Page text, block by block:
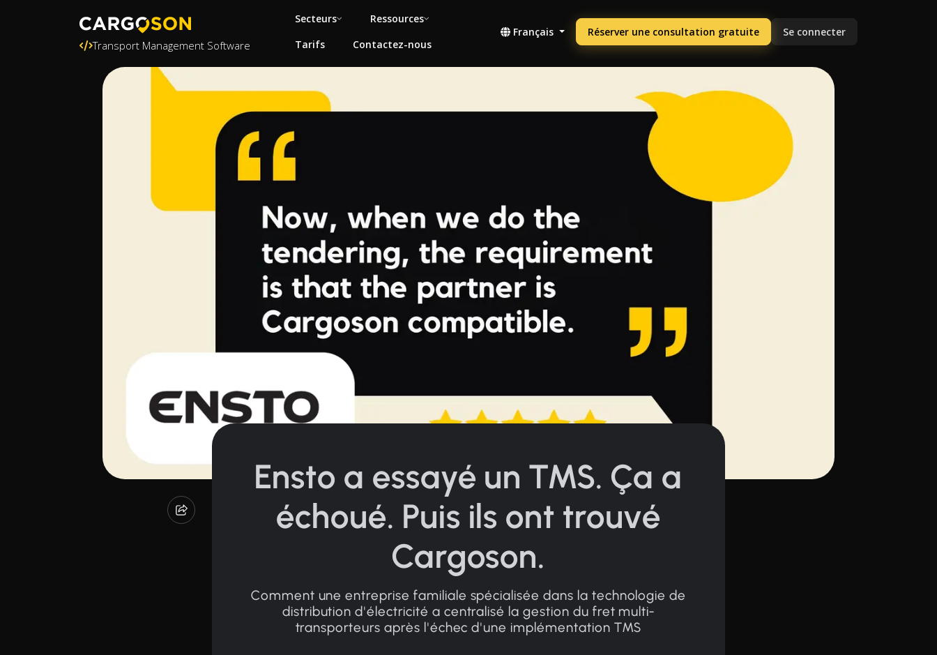
Transport Management Software
Secteurs
Ressources
Tarifs
Contactez-nous
Français Réserver une consultation gratuite Se connecter
Ensto a essayé un TMS. Ça a
échoué. Puis ils ont trouvé
Cargoson.
Comment une entreprise familiale spécialisée dans la technologie de
distribution d'électricité a centralisé la gestion du fret multi-
transporteurs après l'échec d'une implémentation TMS